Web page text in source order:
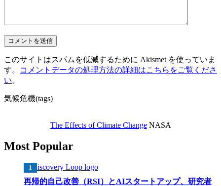
このサイトはスパムを低減するために Akismet を使っていま
す。
コメントデータの処理方法の詳細はこちらをご覧くださ
い。
気候危機(tags)
The Effects of Climate ChangeNASA
Most Popular
再帰的自己改善（RSI）とAIスタートアップ、研究者